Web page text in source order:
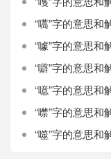
“嚆”字的意思和
“噱”字的意思和
“噼”字的意思和
“噫”字的意思和
“噤”字的意思和
“噬”字的意思和